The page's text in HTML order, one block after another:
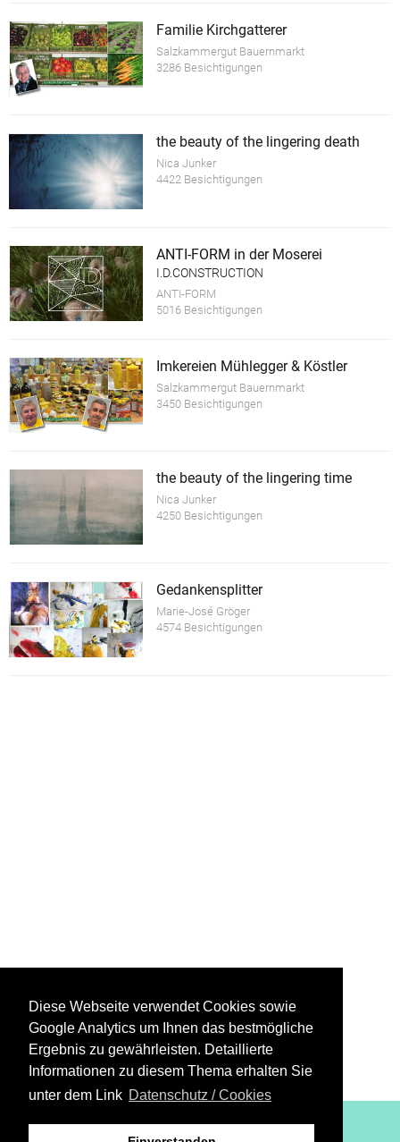
Diese Webseite verwendet Cookies sowie
Google Analytics um Ihnen das bestmögliche
Ergebnis zu gewährleisten. Detaillierte
Informationen zu diesem Thema erhalten Sie
unter dem Link Datenschutz / Cookies
Familie Kirchgatterer
Salzkammergut Bauernmarkt
3286 Besichtigungen
the beauty of the lingering death
Nica Junker
4422 Besichtigungen
ANTI-FORM in der Moserei
I.D.CONSTRUCTION
ANTI-FORM
5016 Besichtigungen
Imkereien Mühlegger & Köstler
Salzkammergut Bauernmarkt
3450 Besichtigungen
the beauty of the lingering time
Nica Junker
4250 Besichtigungen
Gedankensplitter
Marie-José Gröger
4574 Besichtigungen
XiBIT Infoguide 2021